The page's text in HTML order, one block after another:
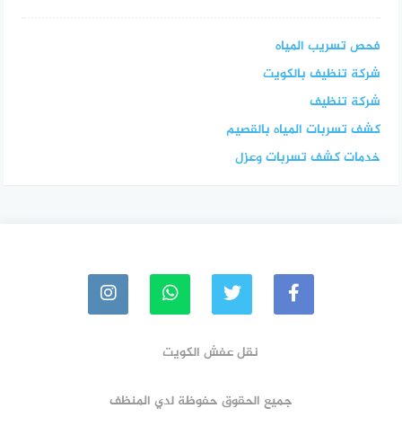
فحص تسريب المياه
شركة تنظيف بالكويت
شركة تنظيف
كشف تسربات المياه بالقصيم
خدمات كشف تسربات وعزل
نقل عفش الكويت
جميع الحقوق حفوظة لدي المنظف